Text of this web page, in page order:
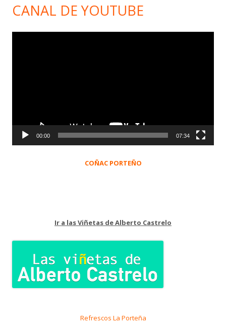
CANAL DE YOUTUBE
00:00 07:34
COÑAC PORTEÑO
Ir a las Viñetas de Alberto Castrelo
Refrescos La Porteña